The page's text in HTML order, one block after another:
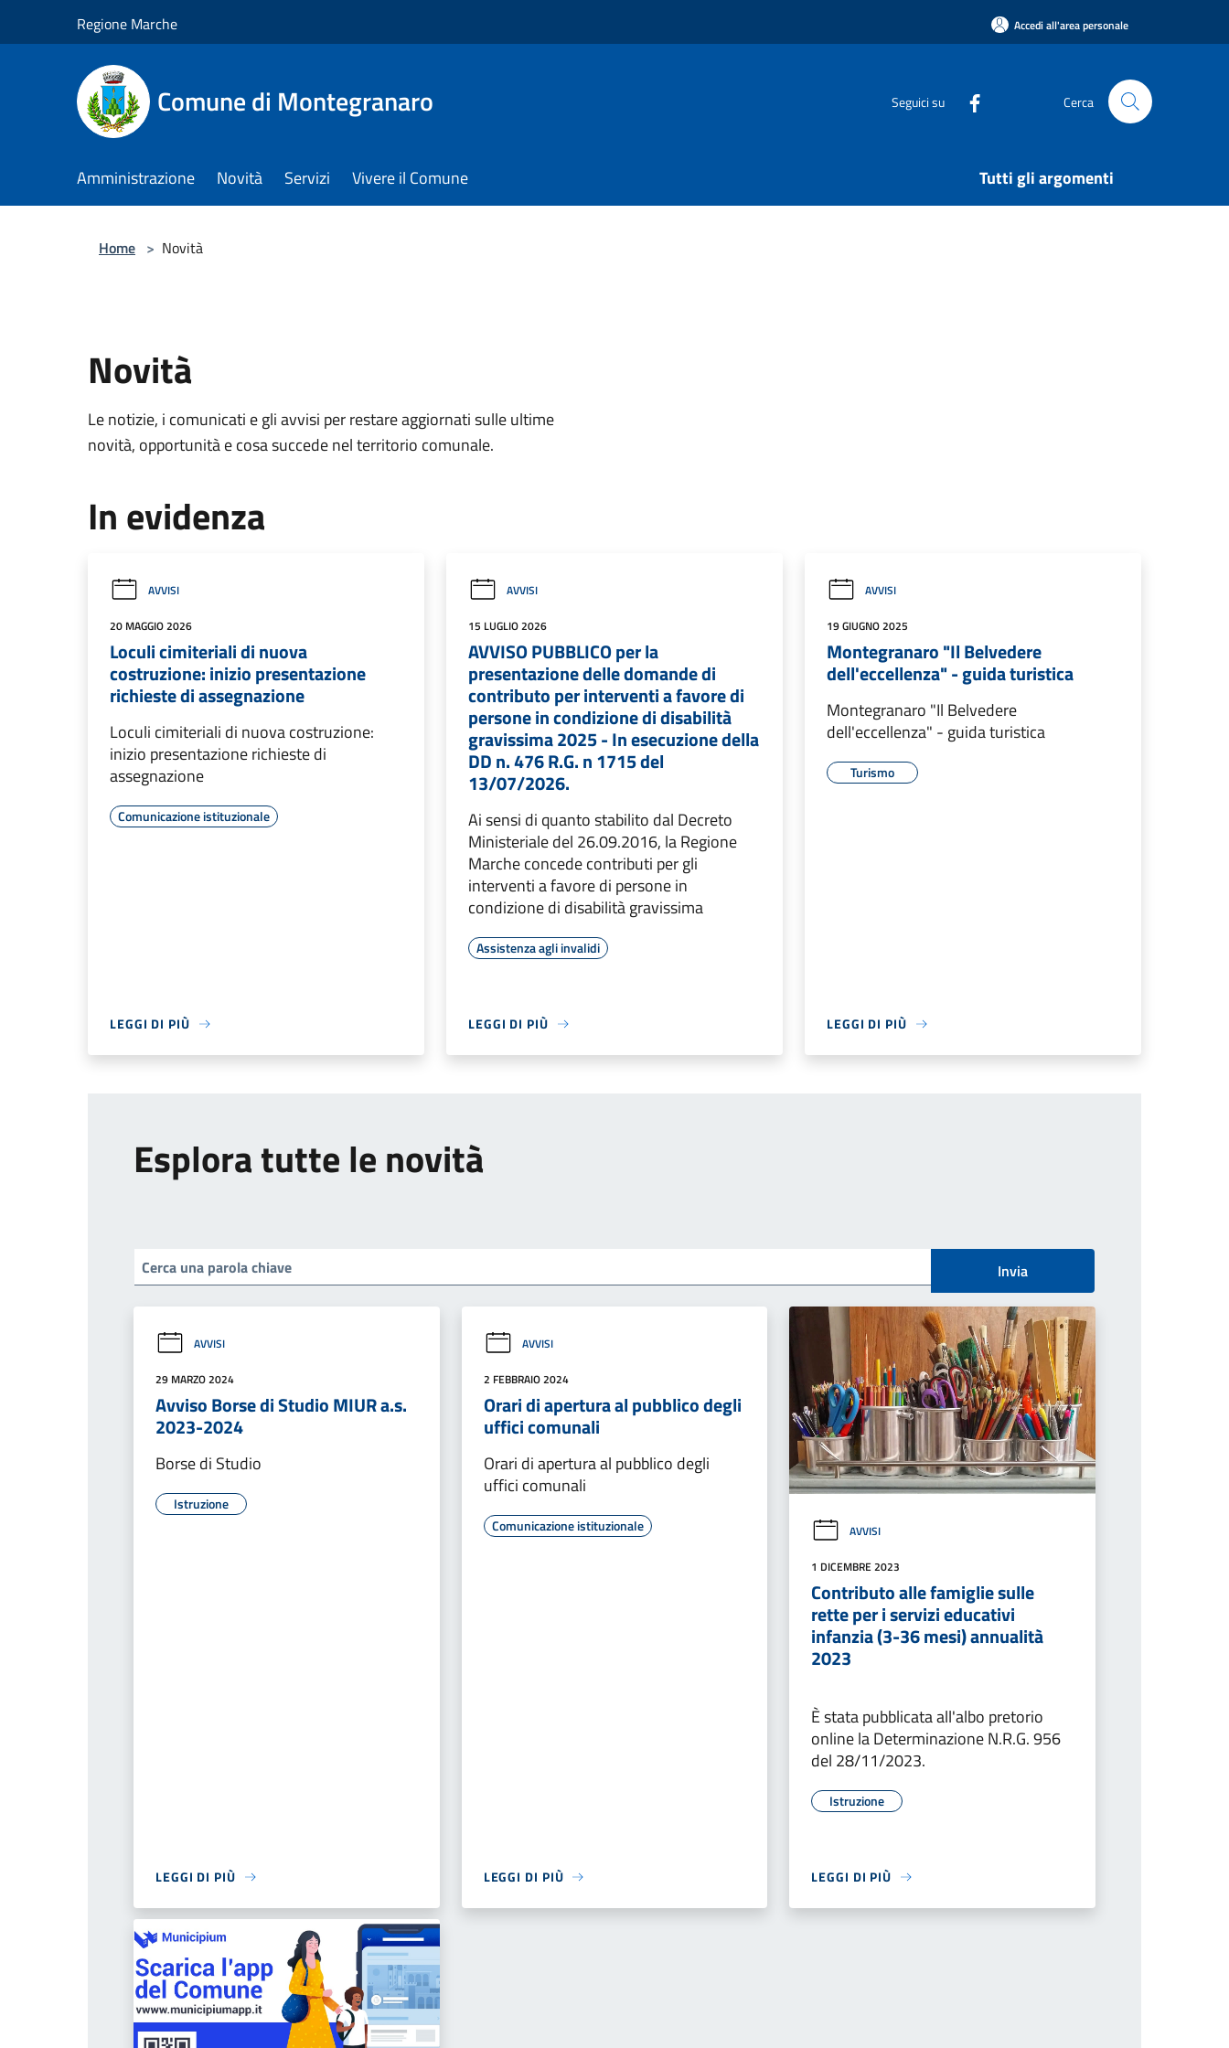
Regione Marche Accedi all'area personale
Comune di Montegranaro Seguici su Cerca
Amministrazione Novità Servizi Vivere il Comune Tutti gli argomenti
Home > Novità
Novità
Le notizie, i comunicati e gli avvisi per restare aggiornati sulle ultime
novità, opportunità e cosa succede nel territorio comunale.
In evidenza
AVVISI
20 MAGGIO 2026
Loculi cimiteriali di nuova
costruzione: inizio presentazione
richieste di assegnazione
Loculi cimiteriali di nuova costruzione:
inizio presentazione richieste di
assegnazione
Comunicazione istituzionale
LEGGI DI PIÙ
AVVISI
15 LUGLIO 2026
AVVISO PUBBLICO per la
presentazione delle domande di
contributo per interventi a favore di
persone in condizione di disabilità
gravissima 2025 - In esecuzione della
DD n. 476 R.G. n 1715 del
13/07/2026.
Ai sensi di quanto stabilito dal Decreto
Ministeriale del 26.09.2016, la Regione
Marche concede contributi per gli
interventi a favore di persone in
condizione di disabilità gravissima
Assistenza agli invalidi
LEGGI DI PIÙ
AVVISI
19 GIUGNO 2025
Montegranaro "Il Belvedere
dell'eccellenza" - guida turistica
Montegranaro "Il Belvedere
dell'eccellenza" - guida turistica
Turismo
LEGGI DI PIÙ
Esplora tutte le novità
Invia
AVVISI
29 MARZO 2024
Avviso Borse di Studio MIUR a.s.
2023-2024
Borse di Studio
Istruzione
LEGGI DI PIÙ
AVVISI
2 FEBBRAIO 2024
Orari di apertura al pubblico degli
uffici comunali
Orari di apertura al pubblico degli
uffici comunali
Comunicazione istituzionale
LEGGI DI PIÙ
AVVISI
1 DICEMBRE 2023
Contributo alle famiglie sulle
rette per i servizi educativi
infanzia (3-36 mesi) annualità
2023
È stata pubblicata all'albo pretorio
online la Determinazione N.R.G. 956
del 28/11/2023.
Istruzione
LEGGI DI PIÙ